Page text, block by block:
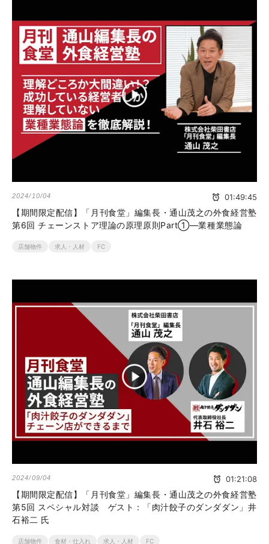
2024/10/04 01:49:45
【期間限定配信】「月刊食堂」編集長・通山茂之の外食経営塾
第6回 チェーンストア理論の原理原則Part①―業種業態論
店舗物件 求人・人材 FC
2024/09/04 01:21:08
【期間限定配信】「月刊食堂」編集長・通山茂之の外食経営塾
第5回 スペシャル対談 ゲスト：「肉汁餃子のダンダダン」井
石裕二 氏
店舗物件 食材・仕入れ 求人・人材 FC